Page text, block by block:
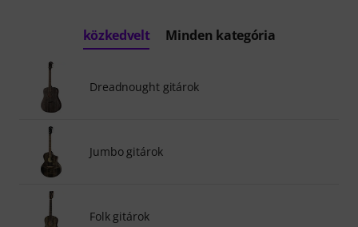
közkedvelt Minden kategória
Dreadnought gitárok
Jumbo gitárok
Folk gitárok